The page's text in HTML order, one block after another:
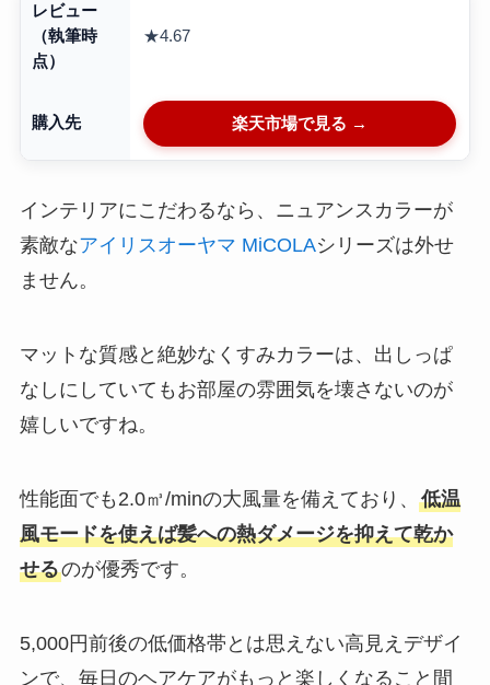
レビュー
（執筆時
点）
★4.67
購入先 楽天市場で見る →
インテリアにこだわるなら、ニュアンスカラーが
素敵なアイリスオーヤマ MiCOLAシリーズは外せ
ません。
マットな質感と絶妙なくすみカラーは、出しっぱ
なしにしていてもお部屋の雰囲気を壊さないのが
嬉しいですね。
性能面でも2.0㎥/minの大風量を備えており、 低温
風モードを使えば髪への熱ダメージを抑えて乾か
せるのが優秀です。
5,000円前後の低価格帯とは思えない高見えデザイ
ンで、毎日のヘアケアがもっと楽しくなること間